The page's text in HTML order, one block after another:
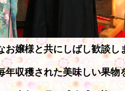
お嬢様と共にしばし歓談し
収穫された美味しい果物